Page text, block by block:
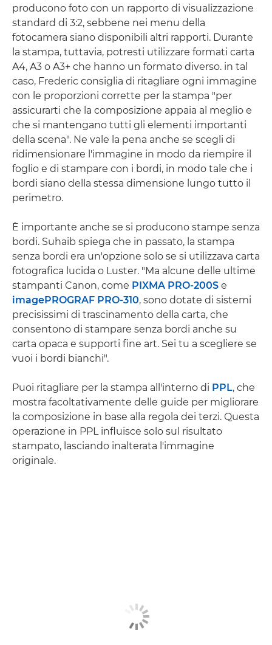
producono foto con un rapporto di visualizzazione
standard di 3:2, sebbene nei menu della
fotocamera siano disponibili altri rapporti. Durante
la stampa, tuttavia, potresti utilizzare formati carta
A4, A3 o A3+ che hanno un formato diverso. in tal
caso, Frederic consiglia di ritagliare ogni immagine
con le proporzioni corrette per la stampa "per
assicurarti che la composizione appaia al meglio e
che si mantengano tutti gli elementi importanti
della scena". Ne vale la pena anche se scegli di
ridimensionare l'immagine in modo da riempire il
foglio e di stampare con i bordi, in modo tale che i
bordi siano della stessa dimensione lungo tutto il
perimetro.
È importante anche se si producono stampe senza
bordi. Suhaib spiega che in passato, la stampa
senza bordi era un'opzione solo se si utilizzava carta
fotografica lucida o Luster. "Ma alcune delle ultime
stampanti Canon, come PIXMA PRO-200S e
imagePROGRAF PRO-310, sono dotate di sistemi
precisissimi di trascinamento della carta, che
consentono di stampare senza bordi anche su
carta opaca e supporti fine art. Sei tu a scegliere se
vuoi i bordi bianchi".
Puoi ritagliare per la stampa all'interno di PPL, che
mostra facoltativamente delle guide per migliorare
la composizione in base alla regola dei terzi. Questa
operazione in PPL influisce solo sul risultato
stampato, lasciando inalterata l'immagine
originale.